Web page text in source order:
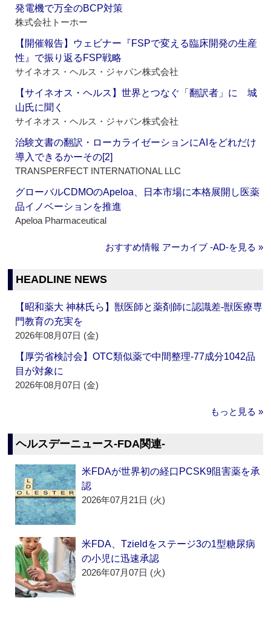
発電機で万全のBCP対策
株式会社トーホー
【開催報告】ウェビナー『FSPで変える臨床開発の生産
性』で振り返るFSP戦略
サイネオス・ヘルス・ジャパン株式会社
【サイネオス・ヘルス】世界とつなぐ「翻訳者」に 城
山氏に聞く
サイネオス・ヘルス・ジャパン株式会社
治験文書の翻訳・ローカライゼーションにAIをどれだけ
導入できるかーその[2]
TRANSPERFECT INTERNATIONAL LLC
グローバルCDMOのApeloa、日本市場に本格展開し医薬
品イノベーションを推進
Apeloa Pharmaceutical
おすすめ情報 アーカイブ ‐AD‐を見る »
HEADLINE NEWS
【昭和薬大 神林氏ら】獣医師と薬剤師に認識差‐獣医療専
門教育の充実を
2026年08月07日 (金)
【厚労省検討会】OTC類似薬で中間整理‐77成分1042品
目が対象に
2026年08月07日 (金)
もっと見る »
ヘルスデーニュース‐FDA関連‐
米FDAが世界初の経口PCSK9阻害薬を承
認
2026年07月21日 (火)
米FDA、Tzieldをステージ3の1型糖尿病
の小児に迅速承認
2026年07月07日 (火)